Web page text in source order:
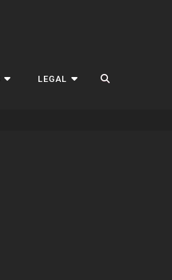
LEGAL